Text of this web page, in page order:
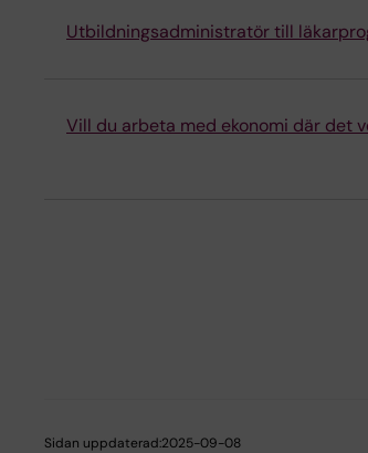
Utbildningsadministratör till
Vill du arbeta med ekonomi där det
Sidan uppdaterad:2025-09-08